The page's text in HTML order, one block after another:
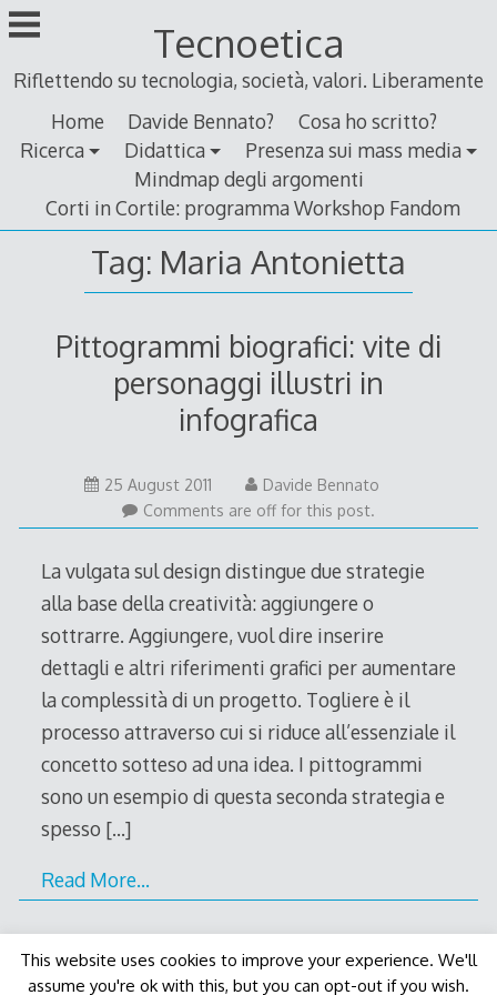
Skip
to
Tecnoetica
Riflettendo su tecnologia, società, valori. Liberamente
Home
Davide Bennato?
Cosa ho scritto?
Ricerca
Didattica
Presenza sui mass media
Mindmap degli argomenti
Corti in Cortile: programma Workshop Fandom
Tag: Maria Antonietta
Pittogrammi biografici: vite di
personaggi illustri in
infografica
25 August 201125
August
2011
Davide Bennato
Comments are off for this post.
La vulgata sul design distingue due strategie
alla base della creatività: aggiungere o
sottrarre. Aggiungere, vuol dire inserire
dettagli e altri riferimenti grafici per aumentare
la complessità di un progetto. Togliere è il
processo attraverso cui si riduce all’essenziale il
concetto sotteso ad una idea. I pittogrammi
sono un esempio di questa seconda strategia e
spesso […]
Read More…
This website uses cookies to improve your experience. We'll
assume you're ok with this, but you can opt-out if you wish.